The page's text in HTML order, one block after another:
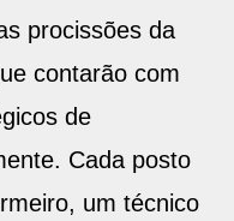
procissões da
contarão com
de
Cada posto
um técnico